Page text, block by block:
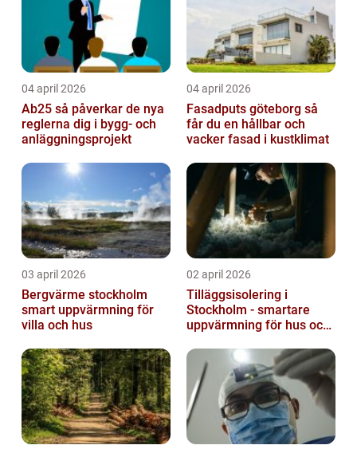
04 april 2026
Ab25 så påverkar de nya
reglerna dig i bygg- och
anläggningsprojekt
04 april 2026
Fasadputs göteborg så
får du en hållbar och
vacker fasad i kustklimat
03 april 2026
Bergvärme stockholm
smart uppvärmning för
villa och hus
02 april 2026
Tilläggsisolering i
Stockholm - smartare
uppvärmning för hus och